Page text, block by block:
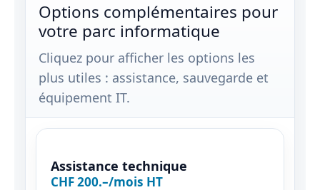
Options complémentaires pour
votre parc informatique
Cliquez pour afficher les options les
plus utiles : assistance, sauvegarde et
équipement IT.
Assistance technique
CHF 200.–/mois HT